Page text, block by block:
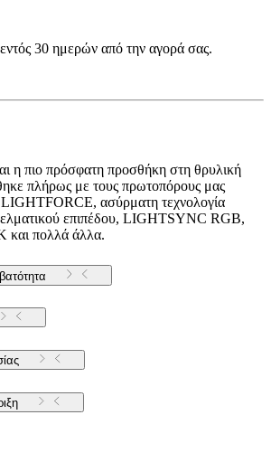
εντός 30 ημερών από την αγορά σας.
η πιο πρόσφατη προσθήκη στη θρυλική
πλήρως με τους πρωτοπόρους μας
LIGHTFORCE, ασύρματη τεχνολογία
επιπέδου, LIGHTSYNC RGB,
και πολλά άλλα.